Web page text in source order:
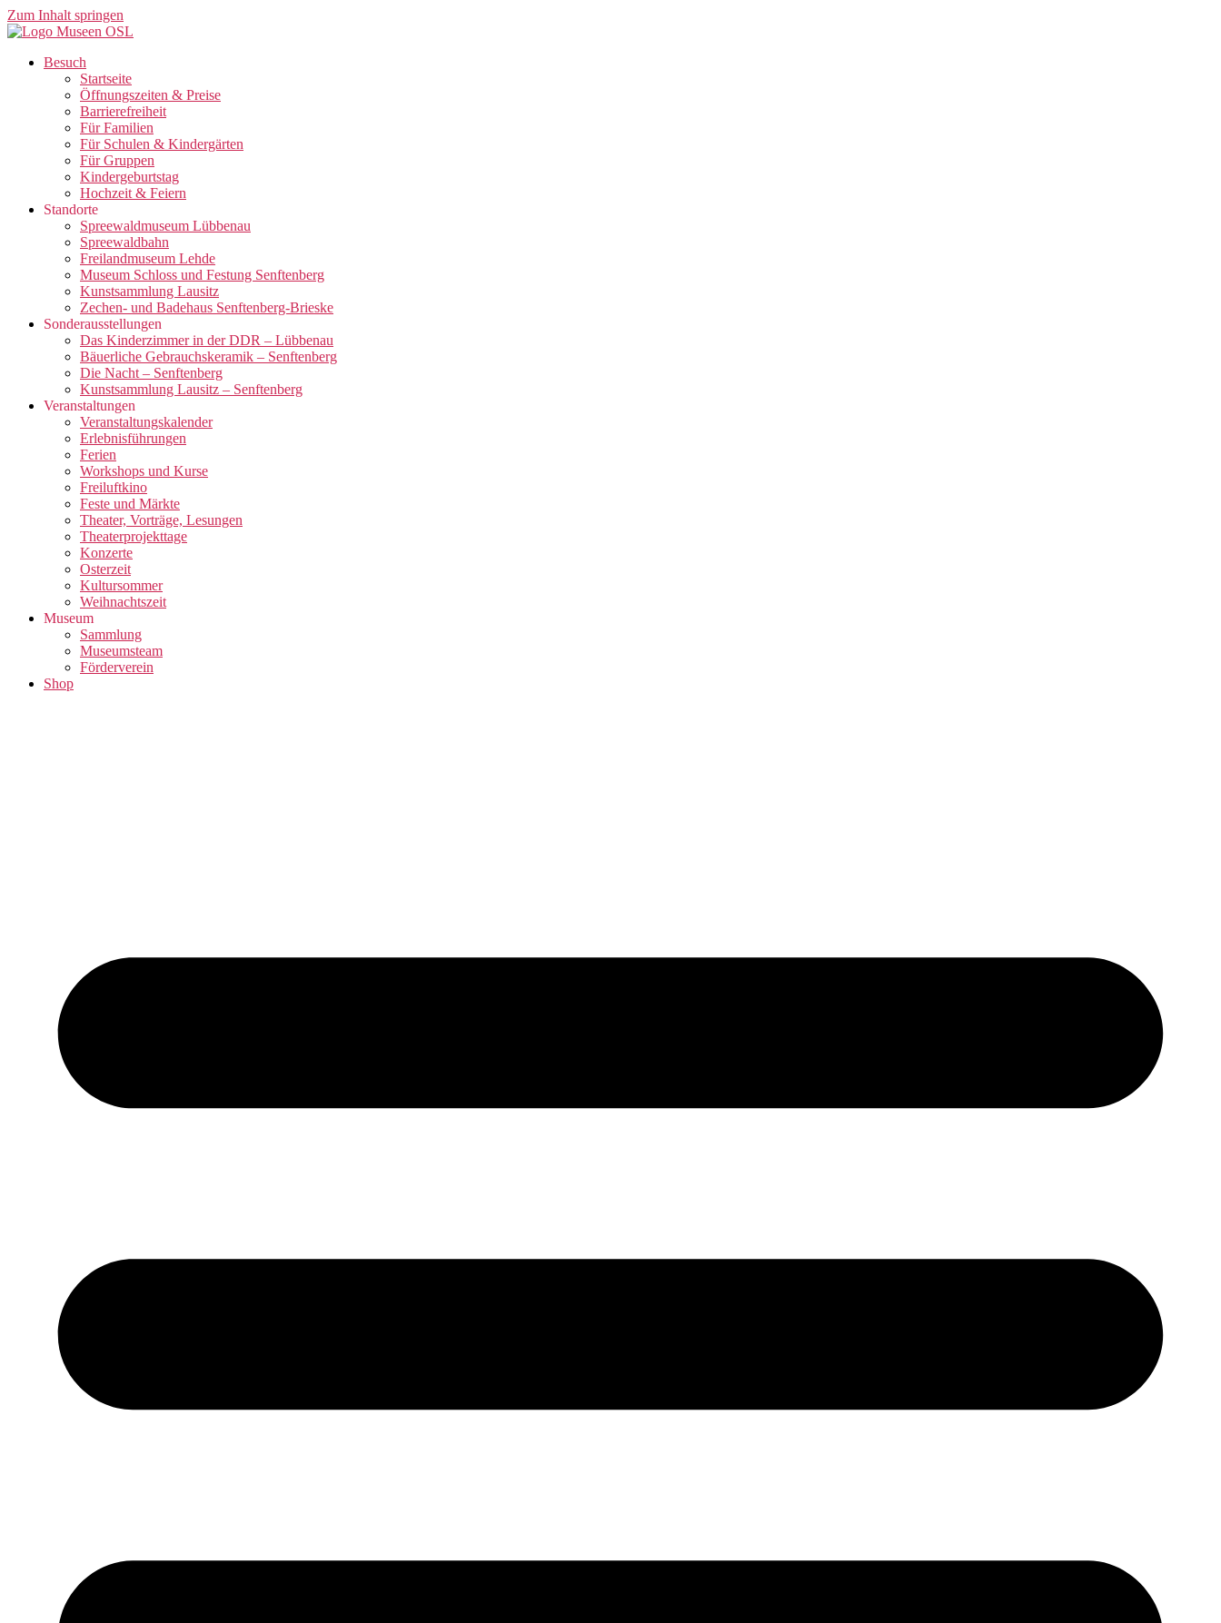
Zum Inhalt springen
Besuch
Startseite
Öffnungszeiten & Preise
Barrierefreiheit
Für Familien
Für Schulen & Kindergärten
Für Gruppen
Kindergeburtstag
Hochzeit & Feiern
Standorte
Spreewaldmuseum Lübbenau
Spreewaldbahn
Freilandmuseum Lehde
Museum Schloss und Festung Senftenberg
Kunstsammlung Lausitz
Zechen- und Badehaus Senftenberg-Brieske
Sonderausstellungen
Das Kinderzimmer in der DDR – Lübbenau
Bäuerliche Gebrauchskeramik – Senftenberg
Die Nacht – Senftenberg
Kunstsammlung Lausitz – Senftenberg
Veranstaltungen
Veranstaltungskalender
Erlebnisführungen
Ferien
Workshops und Kurse
Freiluftkino
Feste und Märkte
Theater, Vorträge, Lesungen
Theaterprojekttage
Konzerte
Osterzeit
Kultursommer
Weihnachtszeit
Museum
Sammlung
Museumsteam
Förderverein
Shop